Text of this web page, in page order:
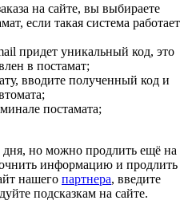
на сайте, вы выбираете
если такая система работает
придет уникальный код, это
в постамат;
вводите полученный код и
постамата;
дня, но можно продлить ещё на
информацию и продлить
нашего партнера, введите
подсказкам на сайте.